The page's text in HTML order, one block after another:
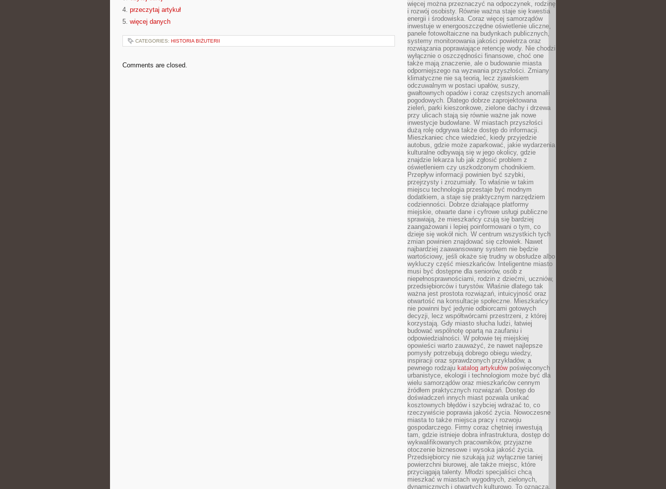
4. przeczytaj artykuł
5. więcej danych
CATEGORIES: HISTORIA BIŻUTERII
Comments are closed.
więcej można przeznaczyć na odpoczynek, rodzinę
i rozwój osobisty. Równie ważna staje się kwestia
energii i środowiska. Coraz więcej samorządów
inwestuje w energooszczędne oświetlenie uliczne,
panele fotowoltaiczne na budynkach publicznych,
systemy monitorowania jakości powietrza oraz
rozwiązania poprawiające retencję wody. Nie chodzi
wyłącznie o oszczędności finansowe, choć one
także mają znaczenie, ale o budowanie miasta
odporniejszego na wyzwania przyszłości. Zmiany
klimatyczne nie są teorią, lecz zjawiskiem
odczuwalnym w postaci upałów, suszy,
gwałtownych opadów i coraz częstszych anomalii
pogodowych. Dlatego dobrze zaprojektowana
zieleń, parki kieszonkowe, zielone dachy i drzewa
przy ulicach stają się równie ważne jak nowe
inwestycje budowlane. W miastach przyszłości
dużą rolę odgrywa także dostęp do informacji.
Mieszkaniec chce wiedzieć, kiedy przyjedzie
autobus, gdzie może zaparkować, jakie wydarzenia
kulturalne odbywają się w jego okolicy, gdzie
znajdzie lekarza lub jak zgłosić problem z
oświetleniem czy uszkodzonym chodnikiem.
Przepływ informacji powinien być szybki,
przejrzysty i zrozumiały. To właśnie w takim
miejscu technologia przestaje być modnym
dodatkiem, a staje się praktycznym narzędziem
codzienności. Dobrze działające platformy
miejskie, otwarte dane i cyfrowe usługi publiczne
sprawiają, że mieszkańcy czują się bardziej
zaangażowani i lepiej poinformowani o tym, co
dzieje się wokół nich. W centrum wszystkich tych
zmian powinien znajdować się człowiek. Nawet
najbardziej zaawansowany system nie będzie
wartościowy, jeśli okaże się trudny w obsłudze albo
wykluczy część mieszkańców. Inteligentne miasto
musi być dostępne dla seniorów, osób z
niepełnosprawnościami, rodzin z dziećmi, uczniów,
przedsiębiorców i turystów. Właśnie dlatego tak
ważna jest prostota rozwiązań, intuicyjność oraz
otwartość na konsultacje społeczne. Mieszkańcy
nie powinni być jedynie odbiorcami gotowych
decyzji, lecz współtwórcami przestrzeni, z której
korzystają. Gdy miasto słucha ludzi, łatwiej
budować wspólnotę opartą na zaufaniu i
odpowiedzialności. W połowie tej miejskiej
opowieści warto zauważyć, że nawet najlepsze
pomysły potrzebują dobrego obiegu wiedzy,
inspiracji oraz sprawdzonych przykładów, a
pewnego rodzaju katalog artykułówpoświęconych
urbanistyce, ekologii i technologiom może być dla
wielu samorządów oraz mieszkańców cennym
źródłem praktycznych rozwiązań. Dostęp do
doświadczeń innych miast pozwala unikać
kosztownych błędów i szybciej wdrażać to, co
rzeczywiście poprawia jakość życia. Nowoczesne
miasta to także miejsca pracy i rozwoju
gospodarczego. Firmy coraz chętniej inwestują
tam, gdzie istnieje dobra infrastruktura, dostęp do
wykwalifikowanych pracowników, przyjazne
otoczenie biznesowe i wysoka jakość życia.
Przedsiębiorcy nie szukają już wyłącznie taniej
powierzchni biurowej, ale także miejsc, które
przyciągają talenty. Młodzi specjaliści chcą
mieszkać w miastach wygodnych, zielonych,
dynamicznych i otwartych kulturowo. To oznacza,